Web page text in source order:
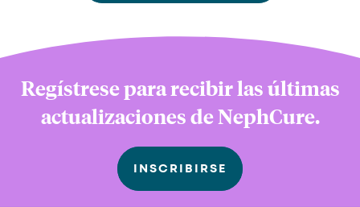
Regístrese para recibir las últimas
actualizaciones de NephCure.
INSCRIBIRSE